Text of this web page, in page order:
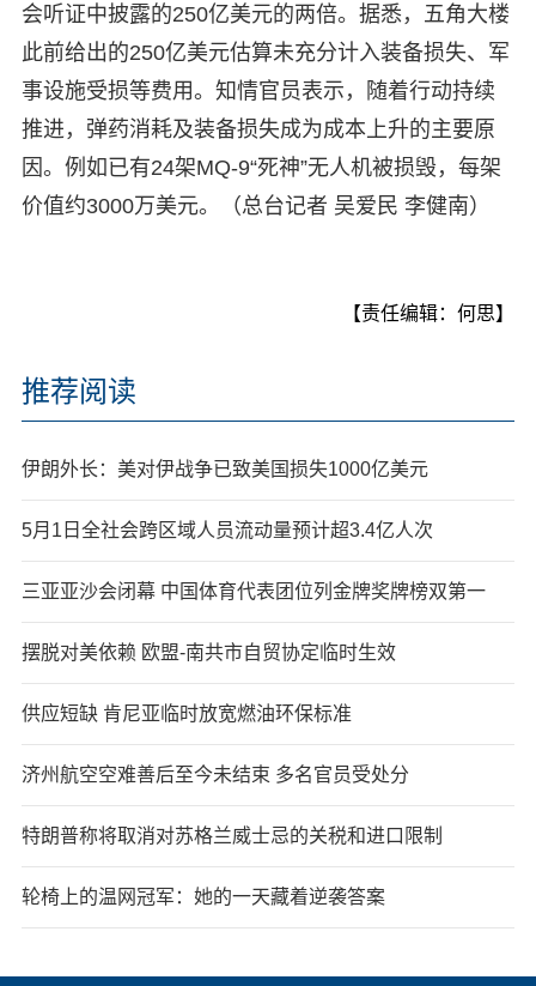
会听证中披露的250亿美元的两倍。据悉，五角大楼
此前给出的250亿美元估算未充分计入装备损失、军
事设施受损等费用。知情官员表示，随着行动持续
推进，弹药消耗及装备损失成为成本上升的主要原
因。例如已有24架MQ-9“死神”无人机被损毁，每架
价值约3000万美元。（总台记者 吴爱民 李健南）
【责任编辑：何思】
推荐阅读
伊朗外长：美对伊战争已致美国损失1000亿美元
5月1日全社会跨区域人员流动量预计超3.4亿人次
三亚亚沙会闭幕 中国体育代表团位列金牌奖牌榜双第一
摆脱对美依赖 欧盟-南共市自贸协定临时生效
供应短缺 肯尼亚临时放宽燃油环保标准
济州航空空难善后至今未结束 多名官员受处分
特朗普称将取消对苏格兰威士忌的关税和进口限制
轮椅上的温网冠军：她的一天藏着逆袭答案